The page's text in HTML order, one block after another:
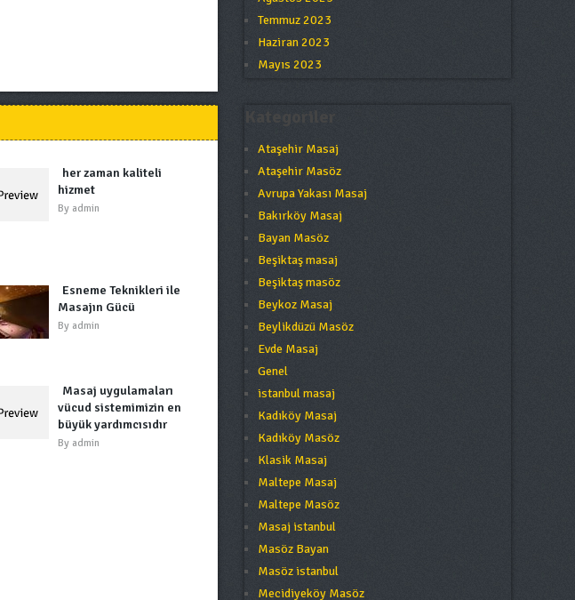
her zaman kaliteli
hizmet
By admin
Esneme Teknikleri ile
Masajın Gücü
By admin
Masaj uygulamaları
vücud sistemimizin en
büyük yardımcısıdır
By admin
Temmuz 2023
Haziran 2023
Mayıs 2023
Ataşehir Masaj
Ataşehir Masöz
Avrupa Yakası Masaj
Bakırköy Masaj
Bayan Masöz
Beşiktaş masaj
Beşiktaş masöz
Beykoz Masaj
Beylikdüzü Masöz
Evde Masaj
Genel
istanbul masaj
Kadıköy Masaj
Kadıköy Masöz
Klasik Masaj
Maltepe Masaj
Maltepe Masöz
Masaj istanbul
Masöz Bayan
Masöz istanbul
Mecidiyeköy Masöz